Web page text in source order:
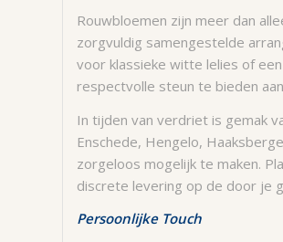
Rouwbloemen zijn meer dan
zorgvuldig samengestelde
voor klassieke witte lelies of
respectvolle steun te bieden
In tijden van verdriet is gemak
Enschede, Hengelo,
zorgeloos mogelijk te maken.
discrete levering op de door je
Persoonlijke Touch